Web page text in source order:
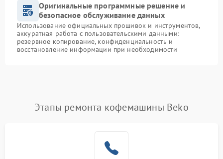
Оригинальные программные решение и
безопасное обслуживание данных
Использование официальных прошивок и инструментов,
аккуратная работа с пользовательскими данными:
резервное копирование, конфиденциальность и
восстановление информации при необходимости
Этапы ремонта кофемашины Beko